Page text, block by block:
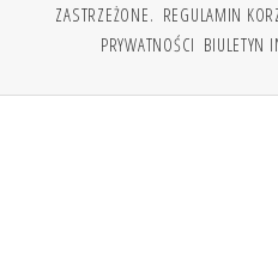
ZASTRZEŻONE. REGULAMIN
PRYWATNOŚCI BIULETYN